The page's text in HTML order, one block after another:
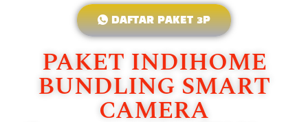
DAFTAR PAKET 3P
PAKET INDIHOME
BUNDLING SMART
CAMERA